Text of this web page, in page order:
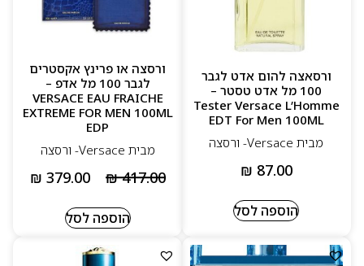
ורסאצה להום אדט לגבר
100 מל אדט טסטר –
Tester Versace L’Homme
EDT For Men 100ML
מבית Versace- ורסצה
₪ 87.00
הוספה לסל
ורסצה או פרינץ אקסטרים
לגבר 100 מל אדפ –
VERSACE EAU FRAICHE
EXTREME FOR MEN 100ML
EDP
מבית Versace- ורסצה
₪417.00
₪ 379.00
הוספה לסל